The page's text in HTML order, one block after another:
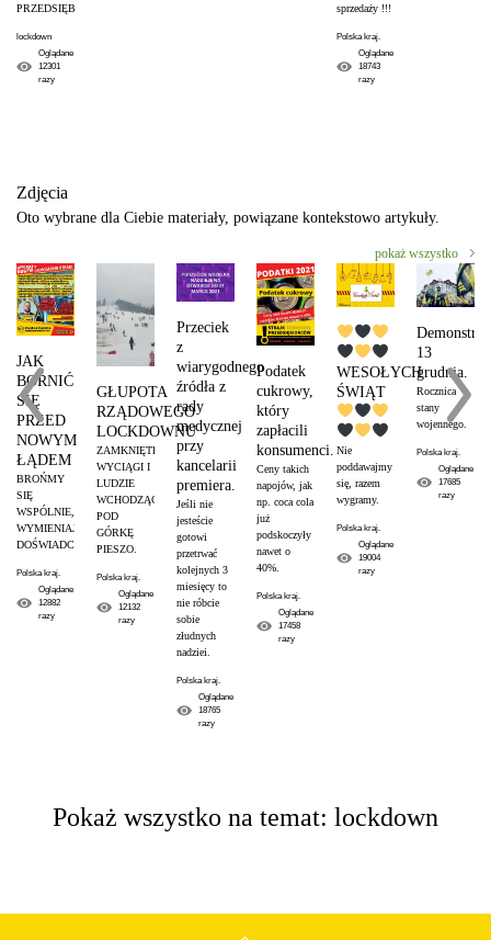
PRZEDSIĘBIORCÓW
lockdown
Oglądane
12301
razy
sprzedaży !!!
Polska kraj.
Oglądane
18743
razy
Zdjęcia
Oto wybrane dla Ciebie materiały, powiązane kontekstowo artykuły.
pokaż wszystko
JAK
BORNIĆ
SIĘ
PRZED
NOWYM
ŁĄDEM
BROŃMY
SIĘ
WSPÓLNIE,
WYMIENIAJĄC
DOŚWIADCZENIA
Polska kraj.
Oglądane
12882
razy
GŁUPOTA
RZĄDOWEGO
LOCKDOWNU
ZAMKNIĘTE
WYCIĄGI I
LUDZIE
WCHODZĄCY
POD
GÓRKĘ
PIESZO.
Polska kraj.
Oglądane
12132
razy
Przeciek
z
wiarygodnego
źródła z
rady
medycznej
przy
kancelarii
premiera.
Jeśli nie
jesteście
gotowi
przetrwać
kolejnych 3
miesięcy to
nie róbcie
sobie
złudnych
nadziei.
Polska kraj.
Oglądane
18765
razy
Podatek
cukrowy,
który
zapłacili
konsumenci.
Ceny takich
napojów, jak
np. coca cola
już
podskoczyły
nawet o
40%.
Polska kraj.
Oglądane
17458
razy
WESOŁYCH
ŚWIĄT
Nie
poddawajmy
się, razem
wygramy.
Polska kraj.
Oglądane
19004
razy
13
grudnia.
Rocznica
stany
wojennego.
Polska kraj.
Oglądane
17685
razy
Pokaż wszystko na temat: lockdown